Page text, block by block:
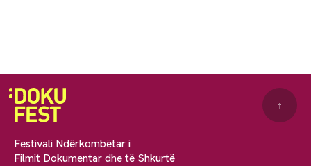
Festivali Ndërkombëtar i
Filmit Dokumentar dhe të Shkurtë
↑